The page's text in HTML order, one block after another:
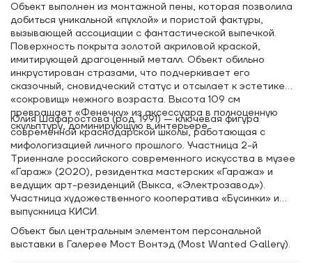
Объект выполнен из монтажной пены, которая позволила
добиться уникальной «пухлой» и пористой фактуры,
вызывающей ассоциации с фантастической выпечкой.
Поверхность покрыта золотой акриловой краской,
имитирующей драгоценный металл. Объект обильно
инкрустирован стразами, что подчеркивает его
сказочный, сновидческий статус и отсылает к эстетике
«сокровищ» нежного возраста. Высота 109 см
превращает «Фенечку» из аксессуара в полноценную
скульптуру, доминирующую в интерьере.
Юлия Шафаростова (род. 1991) — ключевая фигура
современной краснодарской школы, работающая с
мифологизацией личного прошлого. Участница 2-й
Триеннале российского современного искусства в музее
«Гараж» (2020), резидентка мастерских «Гаража» и
ведущих арт-резиденций (Выкса, «Электрозавод»).
Участница художественного кооператива «Бусинки» и
выпускница КИСИ.
Объект был центральным элементом персональной
выставки в Галерее Мост Вонтэд (Most Wanted Gallery).